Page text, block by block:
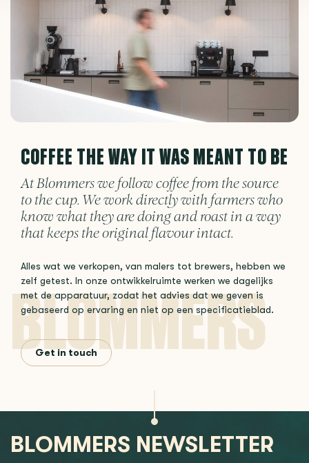
COFFEE THE WAY IT WAS MEANT TO BE
At Blommers we follow coffee from the source
to the cup. We work directly with farmers who
know what they are doing and roast in a way
that keeps the original flavour intact.
Alles wat we verkopen, van malers tot brewers, hebben we
zelf getest. In onze ontwikkelruimte werken we dagelijks
met de apparatuur, zodat het advies dat we geven is
gebaseerd op ervaring en niet op een specificatieblad.
Get in touch
BLOMMERS NEWSLETTER